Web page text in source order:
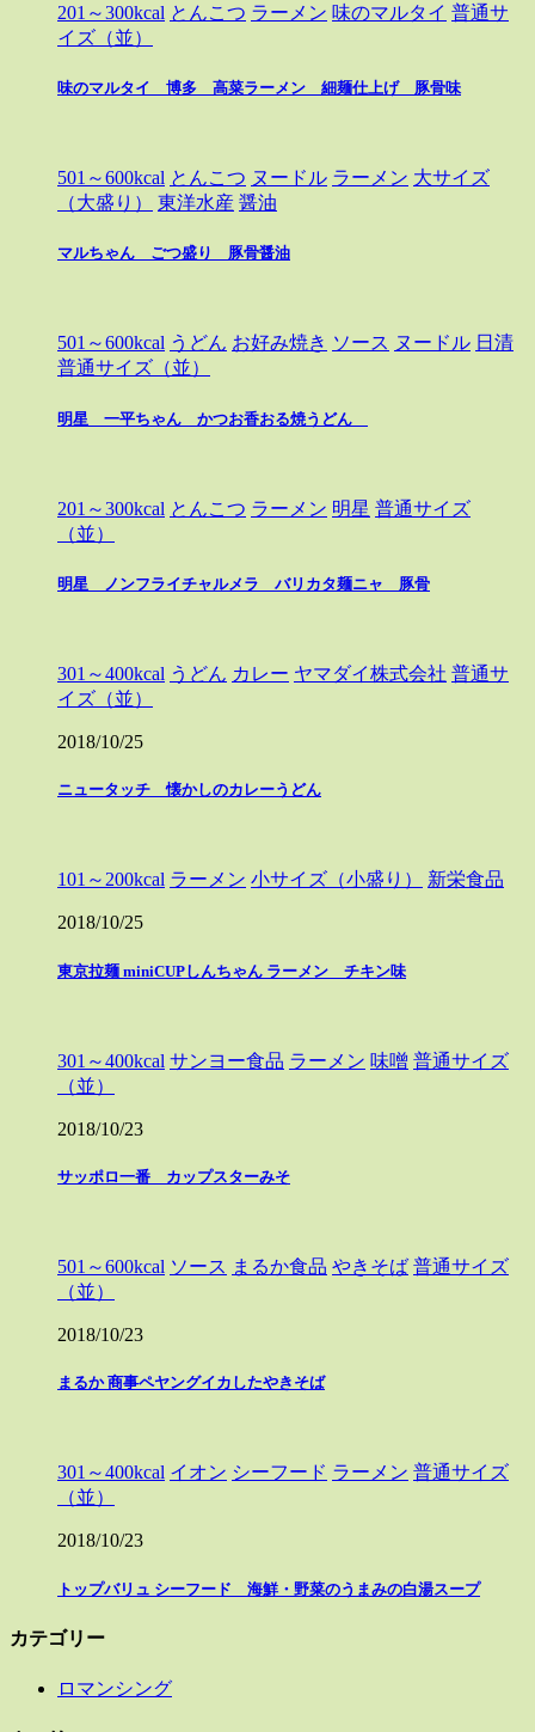
201～300kcal とんこつ ラーメン 味のマルタイ 普通サ
イズ（並）
味のマルタイ 博多 高菜ラーメン 細麺仕上げ 豚骨味
501～600kcal とんこつ ヌードル ラーメン 大サイズ
（大盛り）
東洋水産 醤油
マルちゃん ごつ盛り 豚骨醤油
501～600kcal うどん お好み焼き ソース ヌードル 日清
普通サイズ（並）
明星 一平ちゃん かつお香おる焼うどん
201～300kcal とんこつ ラーメン 明星 普通サイズ
（並）
明星 ノンフライチャルメラ バリカタ麺ニャ 豚骨
301～400kcal うどん カレー ヤマダイ株式会社 普通サ
イズ（並）
2018/10/25
ニュータッチ 懐かしのカレーうどん
101～200kcal ラーメン 小サイズ（小盛り） 新栄食品
2018/10/25
東京拉麺 miniCUPしんちゃん ラーメン チキン味
301～400kcal サンヨー食品 ラーメン 味噌 普通サイズ
（並）
2018/10/23
サッポロ一番 カップスターみそ
501～600kcal ソース まるか食品 やきそば 普通サイズ
（並）
2018/10/23
まるか 商事ペヤングイカしたやきそば
301～400kcal イオン シーフード ラーメン 普通サイズ
（並）
2018/10/23
トップバリュ シーフード 海鮮・野菜のうまみの白湯スープ
カテゴリー
ロマンシング